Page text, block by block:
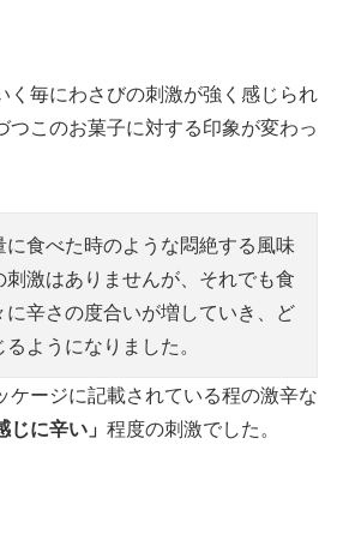
く毎にわさびの刺激が強く感じられ
つこのお菓子に対する印象が変わっ
食べた時のような悶絶する風味
激はありませんが、それでも食
辛さの度合いが増していき、ど
ようになりました。
ケージに記載されている程の激辛な
じに辛い」 程度の刺激でした。